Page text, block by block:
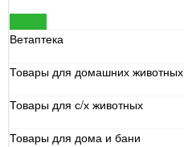
Ветаптека
Товары для домашних животных
Товары для с/х животных
Товары для дома и бани